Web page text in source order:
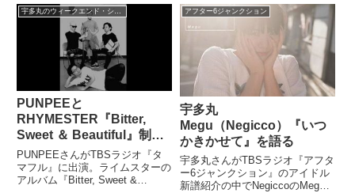
は？』（内藤聡子）父親と長男は
血...
ズの素朴な疑問に回答。スターウ
ォーズ初心者におすすめの、エピ
ソードを見る順番について話して
いました。（ダースレイダー）
PUNPEEと
RHYMESTER『Bitter,
Sweet ＆ Beautiful』制作
を語る
PUNPEEさんがTBSラジオ『タ
マフル』に出演。ライムスターの
アルバム『Bitter, Sweet &
アフター6ジャンクション
宇多丸
Megu（Negicco）『いつ
かきかせて』を語る
宇多丸さんがTBSラジオ『アフタ
ー6ジャンクション』のアイドル
新譜紹介の中でNegiccoのMegu